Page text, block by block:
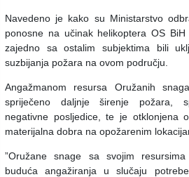
Navedeno je kako su Ministarstvo
ponosne na učinak helikoptera OS
zajedno sa ostalim subjektima bili
suzbijanja požara na ovom području.
Angažmanom resursa Oružanih
spriječeno daljnje širenje požara,
negativne posljedice, te je otklonjena
materijalna dobra na opožarenim
”Oružane snage sa svojim
buduća angažiranja u slučaju